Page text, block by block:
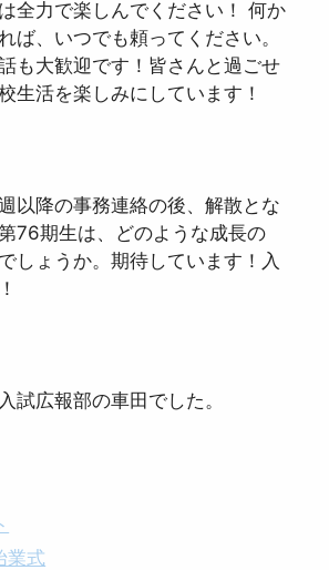
全力で楽しんでください！ 何か
ば、いつでも頼ってください。
も大歓迎です！皆さんと過ごせ
生活を楽しみにしています！
以降の事務連絡の後、解散とな
76期生は、どのような成長の
しょうか。期待しています！入
試広報部の車田でした。
業式